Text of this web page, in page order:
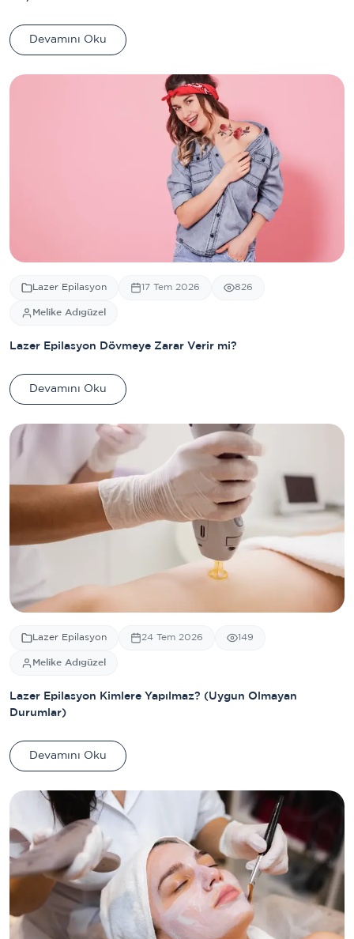
Devamını Oku
Lazer Epilasyon 17 Tem 2026 826
Melike Adıgüzel
Lazer Epilasyon Dövmeye Zarar Verir mi?
Devamını Oku
Lazer Epilasyon 24 Tem 2026 149
Melike Adıgüzel
Lazer Epilasyon Kimlere Yapılmaz? (Uygun Olmayan
Durumlar)
Devamını Oku